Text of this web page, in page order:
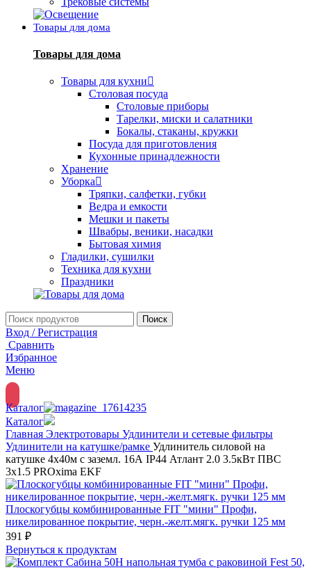
Товары для дома
Товары для дома
Товары для кухни
Столовая посуда
Столовые приборы
Тарелки, миски и салатники
Бокалы, стаканы, кружки
Посуда для приготовления
Кухонные принадлежности
Хранение
Уборка
Тряпки, салфетки, губки
Ведра и емкости
Мешки и пакеты
Швабры, веники, насадки
Бытовая химия
Гладилки, сушилки
Техника для кухни
Праздники
Поиск
Вход / Регистрация
Сравнить
Избранное
Меню
Каталог
Каталог
Главная Электротовары Удлинители и сетевые фильтры
Удлинители на катушке/рамке Удлинитель силовой на
катушке 4х40м с заземл. 16А IP44 Атлант 2.0 3.5кВт ПВС
3х1.5 PROxima EKF
Плоскогубцы комбинированные FIT "мини" Профи,
никелированное покрытие, черн.-желт.мягк. ручки 125 мм
391 ₽
Вернуться к продуктам